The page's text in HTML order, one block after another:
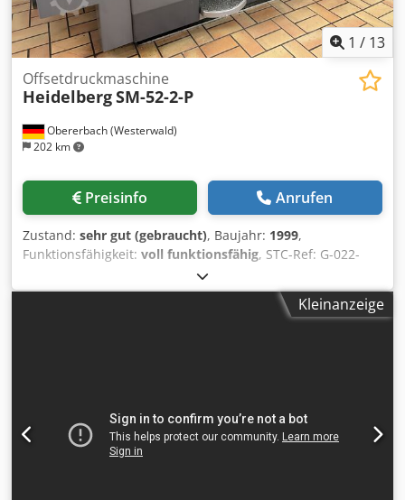
1 / 13
Obererbach (Westerwald)
202 km
Offsetdruckmaschine
HeidelbergSM-52-2-P
Preisinfo Anrufen
Zustand: sehr gut (gebraucht), Baujahr: 1999,
Funktionsfähigkeit: voll funktionsfähig, STC-Ref: G-022-
7707 Heidelberg SM-52-2-P, Baujahr: 1999, Druckzahl: ca.
70 mio. Format: 370x520 mm, 2 Farben Ausstattung: - Plus-
Version: vorbereitet für Nummerier- & Perforiereinrichtung
0 - Tiefstapelausleger - Autoplate - Nummerierwerk -
Alcolor automatisches Filmfeuchtwerk - Cptronic -
Farbwalzenwasch-Einrichtung vom Pult aus gesteuert -
Kleinanzeige